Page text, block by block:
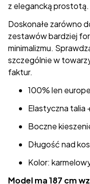
z elegancką prostotą.
Doskonałe zarówno
zestawów bardziej
minimalizmu.
szczególnie w
faktur.
100% len
Elastyczna talia
Boczne
Długość nad
Kolor:
Model ma 187 cm